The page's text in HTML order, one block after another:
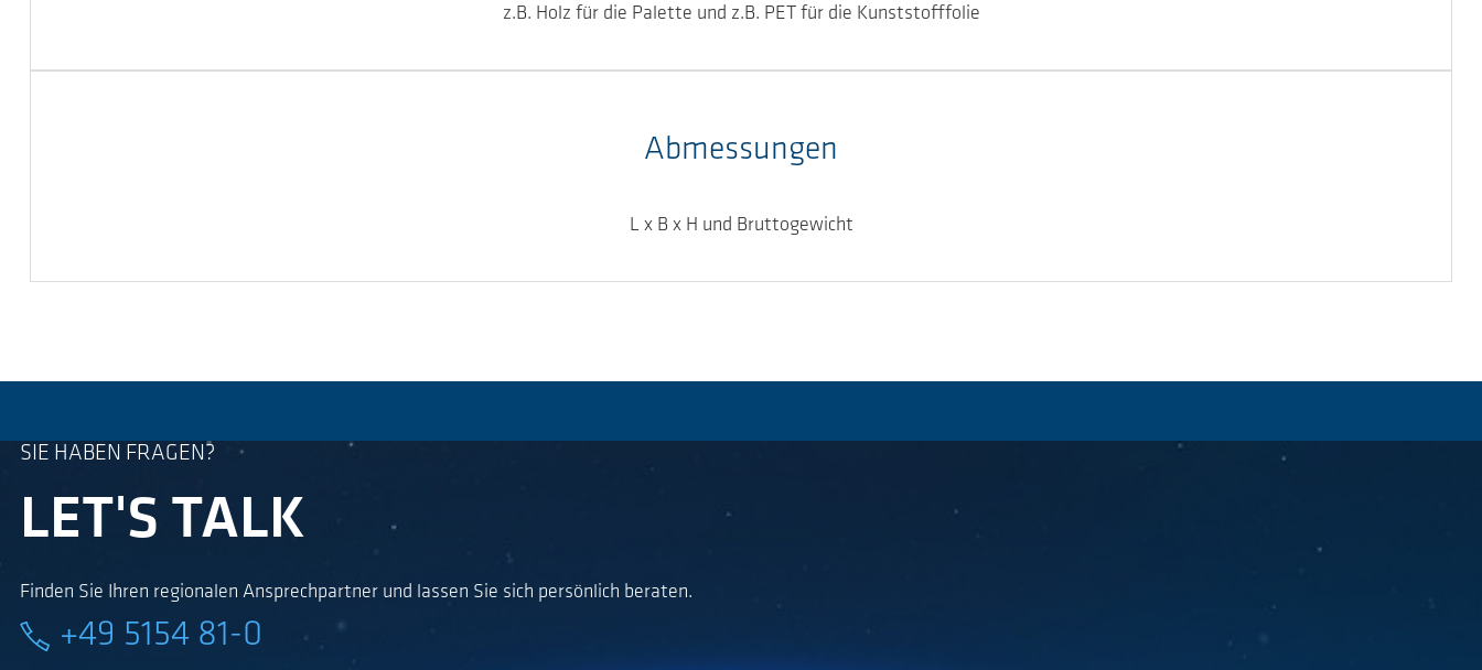
z.B. Holz für die Palette und z.B. PET für die Kunststofffolie
Abmessungen
L x B x H und Bruttogewicht
SIE HABEN FRAGEN?
LET'S TALK
Finden Sie Ihren regionalen Ansprechpartner und lassen Sie sich persönlich beraten.
+49 5154 81-0